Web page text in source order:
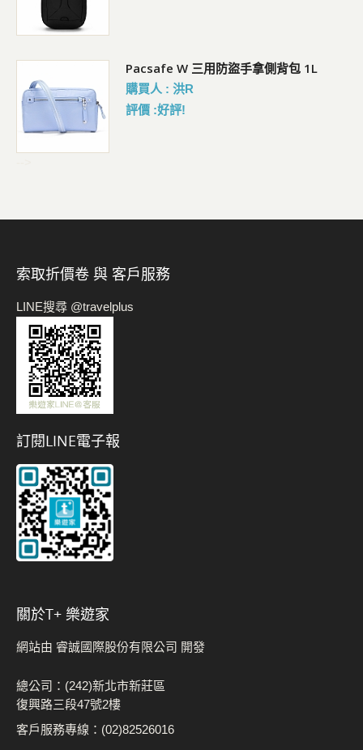
Pacsafe W 三用防盜手拿側背包 1L
購買人 : 洪R
評價 :好評!
索取折價卷 與 客戶服務
LINE搜尋 @travelplus
訂閱LINE電子報
關於t+ 樂遊家
網站由 睿誠國際股份有限公司 開發
總公司：(242)新北市新莊區
復興路三段47號2樓
客戶服務專線：(02)82526016